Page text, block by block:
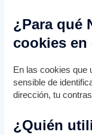
¿Para qué
cookies en
En las cookies que
sensible de
dirección, tu
¿Quién